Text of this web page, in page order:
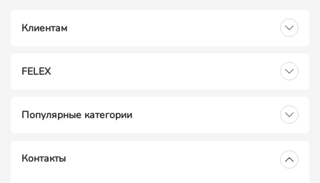
Клиентам
FELEX
Популярные категории
Контакты